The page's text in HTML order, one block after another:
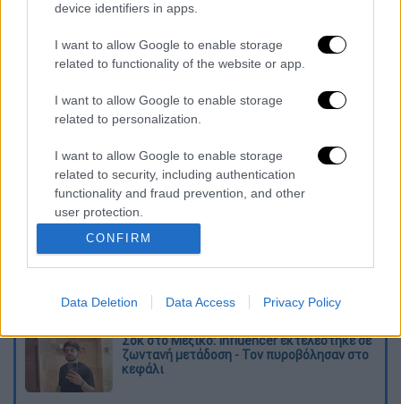
device identifiers in apps.
I want to allow Google to enable storage
related to functionality of the website or app.
I want to allow Google to enable storage
related to personalization.
I want to allow Google to enable storage
related to security, including authentication
functionality and fraud prevention, and other
user protection.
CONFIRM
Data Deletion Data Access Privacy Policy
χιόνι, ενώ την ίδια στιγμή ένα μεγάλο
μέρος του θεσσαλικού κάμπου πιο ανατολικά
και με το ίδιο υψόμετρο δεν είχε ίχνος
χιονοκάλυψης.
Διαβάστε ακόμη
Τα «γεράκια» της Ψάθας: Έσωσαν από τη
μεγάλη φωτιά τη γειτονιά που κάποτε τους
έδιωχνε - «Πέρασε όλη η ζωή μπροστά μου»
Κυνήγι χρόνου στα λεωφορεία: Οδηγοί
προειδοποιούν για κινδύνους
Σοκ στο Μεξικό: Influencer εκτελέστηκε σε
ζωντανή μετάδοση - Τον πυροβόλησαν στο
κεφάλι